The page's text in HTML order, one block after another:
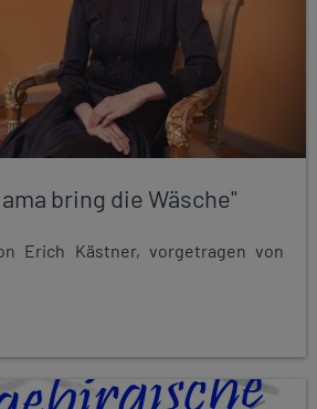
bring die Wäsche"
Erich Kästner, vorgetragen von